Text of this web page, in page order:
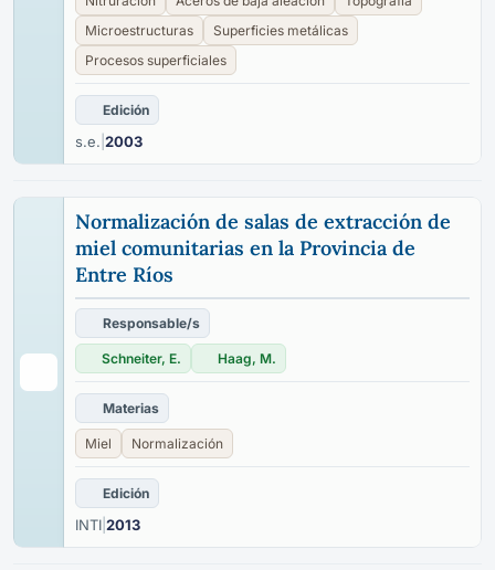
Microestructuras
Superficies metálicas
Procesos superficiales
Edición
s.e. 2003
Normalización de salas de extracción de
miel comunitarias en la Provincia de
Entre Ríos
Responsable/s
Schneiter, E. Haag, M.
Materias
Miel Normalización
Edición
INTI 2013